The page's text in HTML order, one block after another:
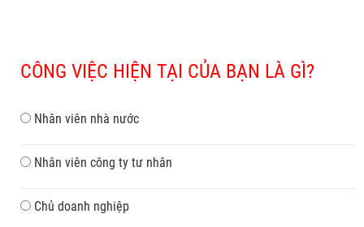
CÔNG VIỆC HIỆN TẠI CỦA BẠN LÀ GÌ?
Nhân viên nhà nước
Nhân viên công ty tư nhân
Chủ doanh nghiệp